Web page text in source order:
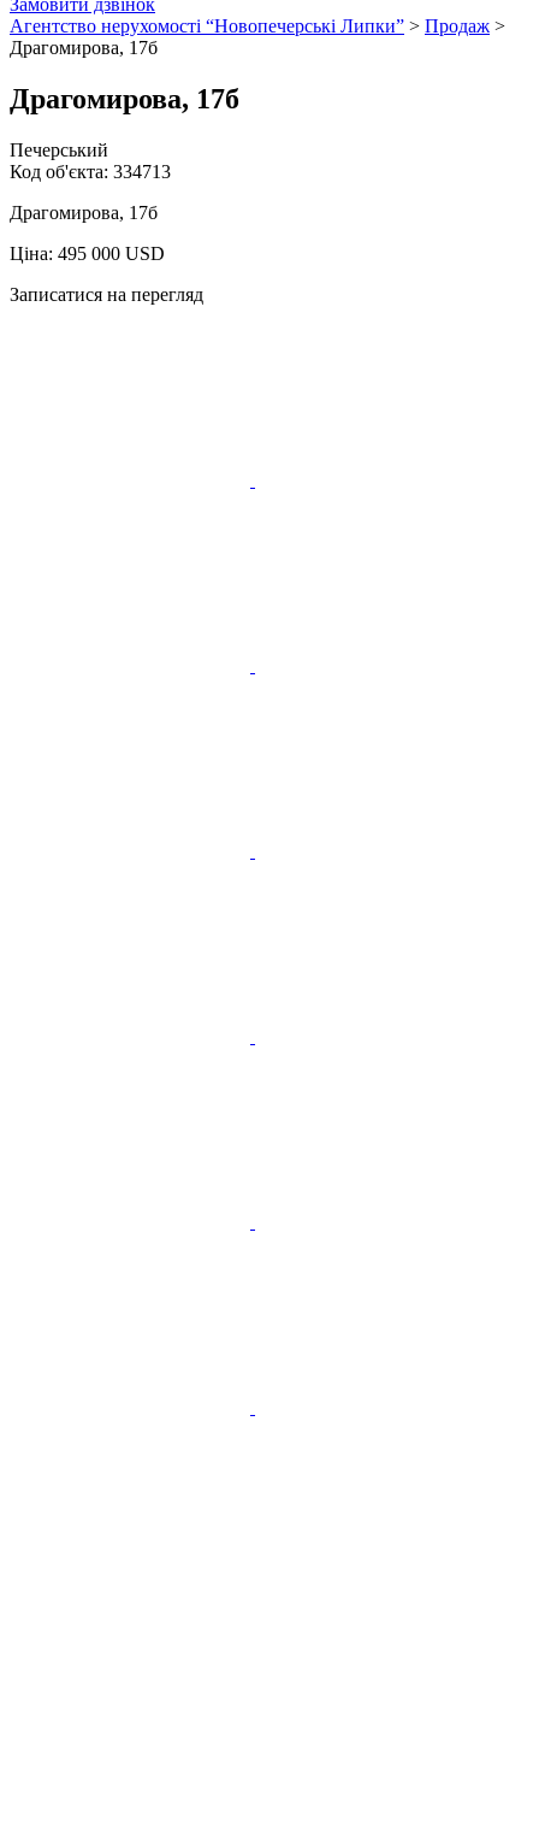
Замовити дзвінок
Агентство нерухомості “Новопечерські Липки” > Продаж >
Драгомирова, 17б
Драгомирова, 17б
Печерський
Код об'єкта: 334713
Драгомирова, 17б
Ціна: 495 000 USD
Записатися на перегляд